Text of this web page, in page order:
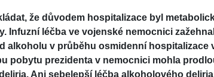
že důvodem hospitalizace byl
Infuzní léčba ve vojenské nemocnici
alkoholu v průběhu osmidenní hospitalizace
pobytu prezidenta v nemocnici mohla
Ani sebelepší léčba alkoholového